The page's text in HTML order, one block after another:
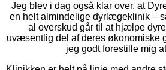
Jeg blev i dag også klar over, at
en helt almindelige dyrlægeklinik –
al overskud går til at hjælpe
uvæsentlig del af deres økonomiske
jeg godt forestille mig